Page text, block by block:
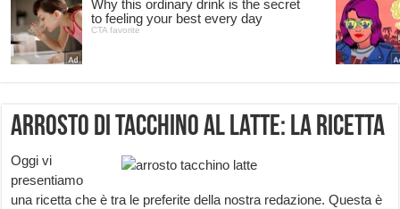
Arrosto di tacchino al latte: la ricetta
Oggi vi
presentiamo
una ricetta che è tra le preferite della nostra redazione. Questa è